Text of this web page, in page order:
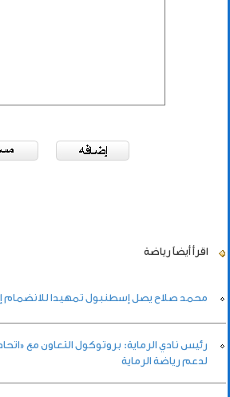
اقرأ أيضاً رياضة
محمد صلاح يصل إسطنبول تمهيدا للانضمام
رئيس نادي الرماية: بروتوكول التعاون مع
لدعم رياضة الرماية